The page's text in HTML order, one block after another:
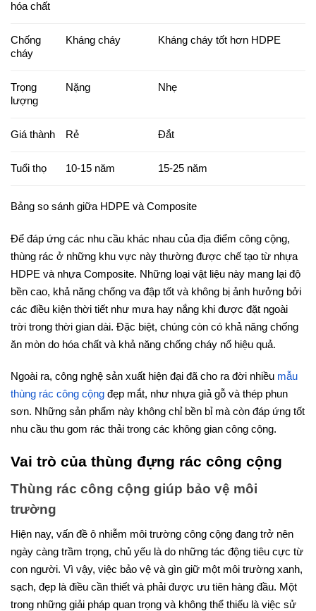
hóa chất
Chống
cháy
Kháng cháy Kháng cháy tốt hơn HDPE
Trọng
lượng
Nặng Nhẹ
Giá thành Rẻ Đắt
Tuổi thọ 10-15 năm 15-25 năm
Bảng so sánh giữa HDPE và Composite
Để đáp ứng các nhu cầu khác nhau của địa điểm công cộng,
thùng rác ở những khu vực này thường được chế tạo từ nhựa
HDPE và nhựa Composite. Những loại vật liệu này mang lại độ
bền cao, khả năng chống va đập tốt và không bị ảnh hưởng bởi
các điều kiện thời tiết như mưa hay nắng khi được đặt ngoài
trời trong thời gian dài. Đặc biệt, chúng còn có khả năng chống
ăn mòn do hóa chất và khả năng chống cháy nổ hiệu quả.
Ngoài ra, công nghệ sản xuất hiện đại đã cho ra đời nhiều mẫu
thùng rác công cộng đẹp mắt, như nhựa giả gỗ và thép phun
sơn. Những sản phẩm này không chỉ bền bỉ mà còn đáp ứng tốt
nhu cầu thu gom rác thải trong các không gian công cộng.
Vai trò của thùng đựng rác công cộng
Thùng rác công cộng giúp bảo vệ môi
trường
Hiện nay, vấn đề ô nhiễm môi trường công cộng đang trở nên
ngày càng trầm trọng, chủ yếu là do những tác động tiêu cực từ
con người. Vì vậy, việc bảo vệ và gìn giữ một môi trường xanh,
sạch, đẹp là điều cần thiết và phải được ưu tiên hàng đầu. Một
trong những giải pháp quan trọng và không thể thiếu là việc sử